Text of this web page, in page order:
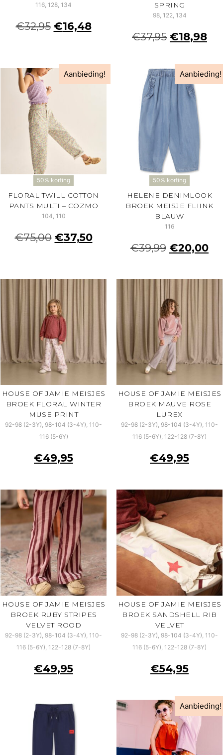
116, 128, 134
€32,95 €16,48
SPRING
98, 122, 134
€37,95 €18,98
Aanbieding!
50% korting
FLORAL TWILL COTTON
PANTS MULTI – COZMO
104, 110
€75,00 €37,50
Aanbieding!
50% korting
HELENE DENIMLOOK
BROEK MEISJE FLIINK
BLAUW
116
€39,99 €20,00
HOUSE OF JAMIE MEISJES
BROEK FLORAL WINTER
MUSE PRINT
92-98 (2-3Y), 98-104 (3-4Y), 110-
116 (5-6Y)
€49,95
HOUSE OF JAMIE MEISJES
BROEK MAUVE ROSE
LUREX
92-98 (2-3Y), 98-104 (3-4Y), 110-
116 (5-6Y), 122-128 (7-8Y)
€49,95
HOUSE OF JAMIE MEISJES
BROEK RUBY STRIPES
VELVET ROOD
92-98 (2-3Y), 98-104 (3-4Y), 110-
116 (5-6Y), 122-128 (7-8Y)
€49,95
HOUSE OF JAMIE MEISJES
BROEK SANDSHELL RIB
VELVET
92-98 (2-3Y), 98-104 (3-4Y), 110-
116 (5-6Y), 122-128 (7-8Y)
€54,95
Aanbieding!